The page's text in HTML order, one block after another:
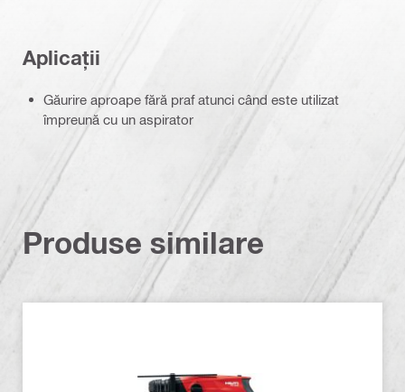
Aplicații
Găurire aproape fără praf atunci când este utilizat
împreună cu un aspirator
Produse similare